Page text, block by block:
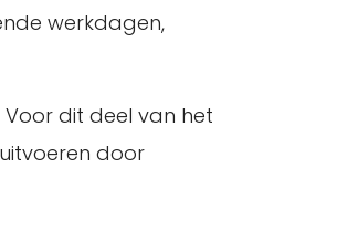
werkdagen,
dit deel van het
door